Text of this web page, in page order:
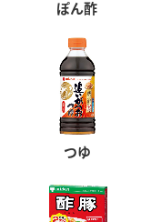
ぽん酢
つゆ